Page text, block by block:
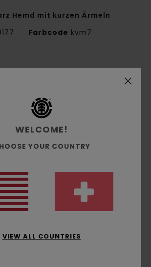
Hemd mit kurzen Ärmeln
Farbcode kvm7
Gewebe [125 g/m2]
by Nature:Zertifizierte ECOVERO
Relaxed Fit
Hemdkragen
Knopfleiste vorne
Tasche auf der Brust
Etikett unten
Flaggenlabel in der Seitennaht
WELCOME!
YOUR COUNTRY
VIEW ALL COUNTRIES